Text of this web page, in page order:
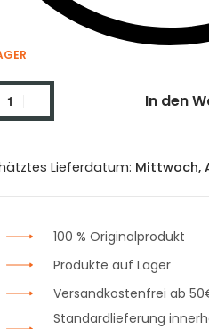
In den
Lieferdatum: Mittwoch,
100 % Originalprodukt
Produkte auf Lager
Versandkostenfrei ab
Standardlieferung